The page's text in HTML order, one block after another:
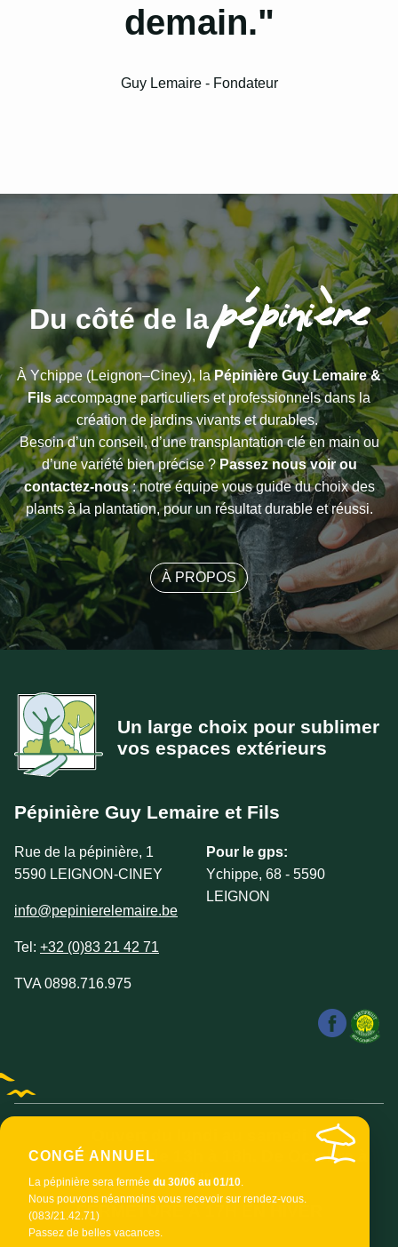
CONGÉ ANNUEL
La pépinière sera fermée du 30/06 au 01/10.
Nous pouvons néanmoins vous recevoir sur rendez-vous.
(083/21.42.71)
Passez de belles vacances.
demain."
Guy Lemaire - Fondateur
Du côté de lapépinière
À Ychippe (Leignon–Ciney), laPépinière Guy Lemaire &
Filsaccompagne particuliers et professionnels dans la
création de jardins vivants et durables.
Besoin d’un conseil, d’une transplantation clé en main ou
d’une variété bien précise ?Passez nous voir ou
contactez-nous: notre équipe vous guide du choix des
plants à la plantation, pour un résultat durable et réussi.
À PROPOS
Pépinière Guy Lemaire et Fils
Un large choix pour sublimer
vos espaces extérieurs
Rue de la pépinière, 1
5590 LEIGNON-CINEY
info@pepinierelemaire.be
Tel: +32 (0)83 21 42 71
TVA 0898.716.975
Pour le gps:
Ychippe, 68 - 5590
LEIGNON
de 9h à 12h et de 13h à 18h. De Octobre à
Juin.
FERMETURE À 17H EN HIVER